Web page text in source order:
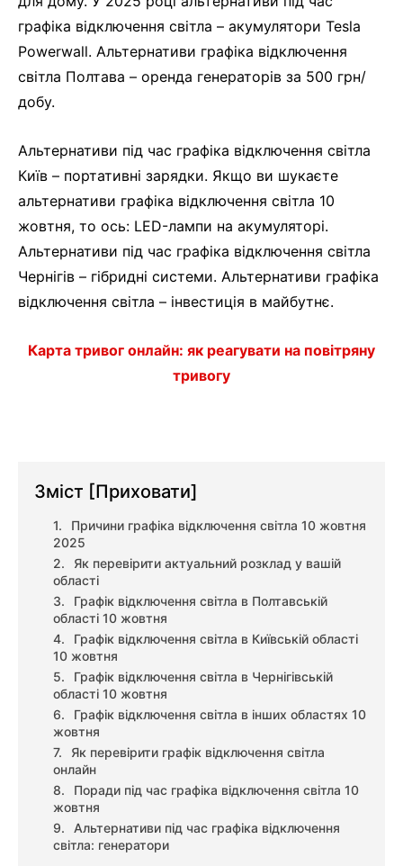
графіка відключення світла – акумулятори Tesla
Powerwall. Альтернативи графіка відключення
світла Полтава – оренда генераторів за 500 грн/
добу.
Альтернативи під час графіка відключення світла
Київ – портативні зарядки. Якщо ви шукаєте
альтернативи графіка відключення світла 10
жовтня, то ось: LED-лампи на акумуляторі.
Альтернативи під час графіка відключення світла
Чернігів – гібридні системи. Альтернативи графіка
відключення світла – інвестиція в майбутнє.
Карта тривог онлайн: як реагувати на повітряну
тривогу
Зміст [Приховати]
Причини графіка відключення світла 10 жовтня
2025
Як перевірити актуальний розклад у вашій
області
Графік відключення світла в Полтавській
області 10 жовтня
Графік відключення світла в Київській області
10 жовтня
Графік відключення світла в Чернігівській
області 10 жовтня
Графік відключення світла в інших областях 10
жовтня
Як перевірити графік відключення світла
онлайн
Поради під час графіка відключення світла 10
жовтня
Альтернативи під час графіка відключення
світла: генератори